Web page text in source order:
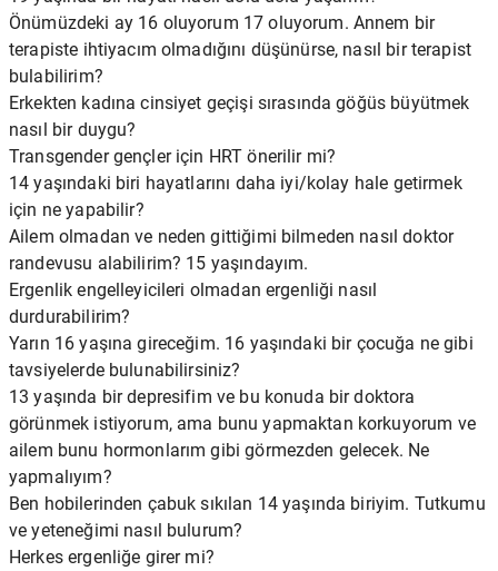
Önümüzdeki ay 16 oluyorum 17 oluyorum. Annem bir
terapiste ihtiyacım olmadığını düşünürse, nasıl bir terapist
bulabilirim?
Erkekten kadına cinsiyet geçişi sırasında göğüs büyütmek
nasıl bir duygu?
Transgender gençler için HRT önerilir mi?
14 yaşındaki biri hayatlarını daha iyi/kolay hale getirmek
için ne yapabilir?
Ailem olmadan ve neden gittiğimi bilmeden nasıl doktor
randevusu alabilirim? 15 yaşındayım.
Ergenlik engelleyicileri olmadan ergenliği nasıl
durdurabilirim?
Yarın 16 yaşına gireceğim. 16 yaşındaki bir çocuğa ne gibi
tavsiyelerde bulunabilirsiniz?
13 yaşında bir depresifim ve bu konuda bir doktora
görünmek istiyorum, ama bunu yapmaktan korkuyorum ve
ailem bunu hormonlarım gibi görmezden gelecek. Ne
yapmalıyım?
Ben hobilerinden çabuk sıkılan 14 yaşında biriyim. Tutkumu
ve yeteneğimi nasıl bulurum?
Herkes ergenliğe girer mi?